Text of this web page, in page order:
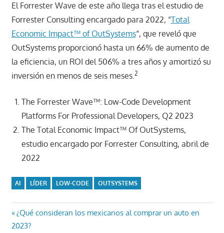
El Forrester Wave de este año llega tras el estudio de
Forrester Consulting encargado para 2022, “Total
Economic Impact™ of OutSystems“, que reveló que
OutSystems proporcionó hasta un 66% de aumento de
la eficiencia, un ROI del 506% a tres años y amortizó su
inversión en menos de seis meses.2
The Forrester Wave™: Low-Code Development
Platforms For Professional Developers, Q2 2023
The Total Economic Impact™ Of OutSystems,
estudio encargado por Forrester Consulting, abril de
2022
AI LÍDER LOW-CODE OUTSYSTEMS
Navegación
Entrada
anterior:
¿Qué consideran los mexicanos al comprar un auto en
2023?